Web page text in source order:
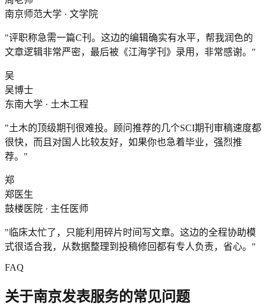
南京师范大学 · 文学院
"评职称急需一篇C刊。这边的编辑确实有水平，帮我润色的
文章逻辑非常严密，最后被《江海学刊》录用，非常感谢。 "
吴
吴博士
东南大学 · 土木工程
"土木的顶级期刊很难投。顾问推荐的几个SCI期刊审稿速度都
很快，而且对国人比较友好，如果你也急着毕业，强烈推
荐。 "
郑
郑医生
鼓楼医院 · 主任医师
" 临床太忙了，只能利用碎片时间写文章。这边的全程协助模
式很适合我，从数据整理到投稿修回都有专人负责，省心。 "
FAQ
关于南京发表服务的常见问题